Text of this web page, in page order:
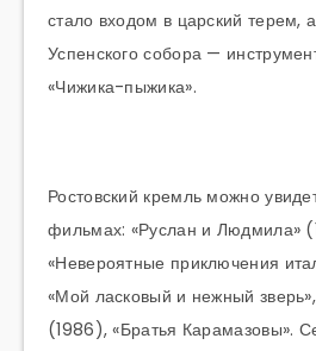
стало входом в царский терем,
Успенского собора —
«Чижика-пыжика».
Ростовский кремль можно
фильмах: «Руслан и Людмила»
«Невероятные приключения
«Мой ласковый и нежный
(1986), «Братья Карамазовы».